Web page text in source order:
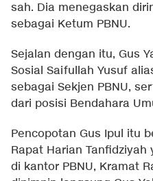
sah. Dia menegaskan
sebagai Ketum PBNU.
Sejalan dengan itu, Gus
Sosial Saifullah Yusuf
sebagai Sekjen PBNU,
dari posisi Bendahara
Pencopotan Gus Ipul itu
Rapat Harian Tanfidziyah
di kantor PBNU, Kramat